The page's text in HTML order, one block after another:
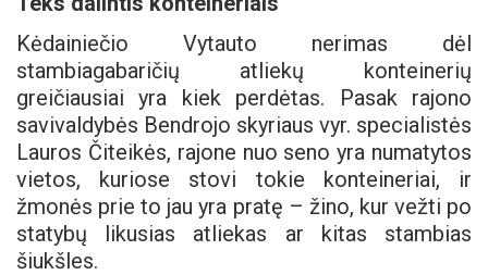
Kėdainiečio Vytauto nerimas dėl
stambiagabaričių atliekų konteinerių
greičiausiai yra kiek perdėtas. Pasak rajono
savivaldybės Bendrojo skyriaus vyr. specialistės
Lauros Čiteikės, rajone nuo seno yra numatytos
vietos, kuriose stovi tokie konteineriai, ir
žmonės prie to jau yra pratę – žino, kur vežti po
statybų likusias atliekas ar kitas stambias
šiukšles.